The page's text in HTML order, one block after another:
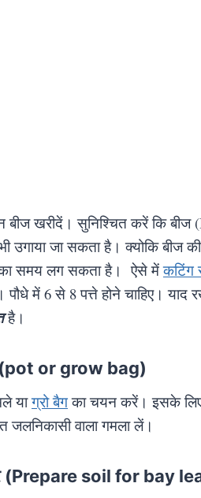
खरीदें। सुनिश्चित करें कि बीज
उगाया जा सकता है। क्योकि बीज
का समय लग सकता है। ऐसे मेंकटिंग
में 6 से 8 पत्ते होने चाहिए। याद
है।
or grow bag)
याग्रो बैगका चयन करें। इसके
जलनिकासी वाला गमला लें।
(Prepare soil for bay